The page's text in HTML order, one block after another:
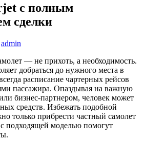
с полным
сделки
admin
— не прихоть, а необходимость.
добраться до нужного места в
расписание чартерных рейсов
пассажира. Опаздывая на важную
бизнес-партнером, человек может
средств. Избежать подобной
только прибрести частный самолет
подходящей моделью помогут